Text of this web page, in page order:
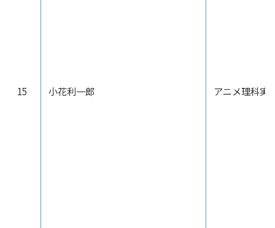
15 小花利一郎 アニメ理科実